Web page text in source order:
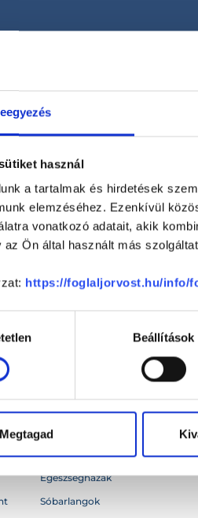
használ
a tartalmak és hirdetések
elemzéséhez. Ezenkívül
vonatkozó adatait, akik
Ön által használt más
https://foglaljorvost.hu/info/
Beállítások
MegtagadHáziorvosok
Idősek otthona
Egészségházak
Sóbarlangok